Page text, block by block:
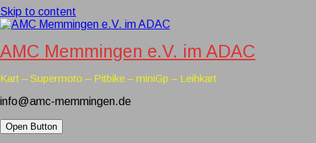
Skip to content
AMC Memmingen e.V. im ADAC
Kart – Supermoto – Pitbike – miniGp – Leihkart
info@amc-memmingen.de
Open Button